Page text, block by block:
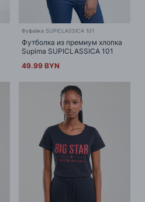
Фуфайка SUPICLASSICA 101
Футболка из премиум хлопка
Supima SUPICLASSICA 101
49.99 BYN